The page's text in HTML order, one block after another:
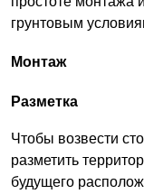
грунтовым
Монтаж
Разметка
Чтобы возвести
разметить
будущего